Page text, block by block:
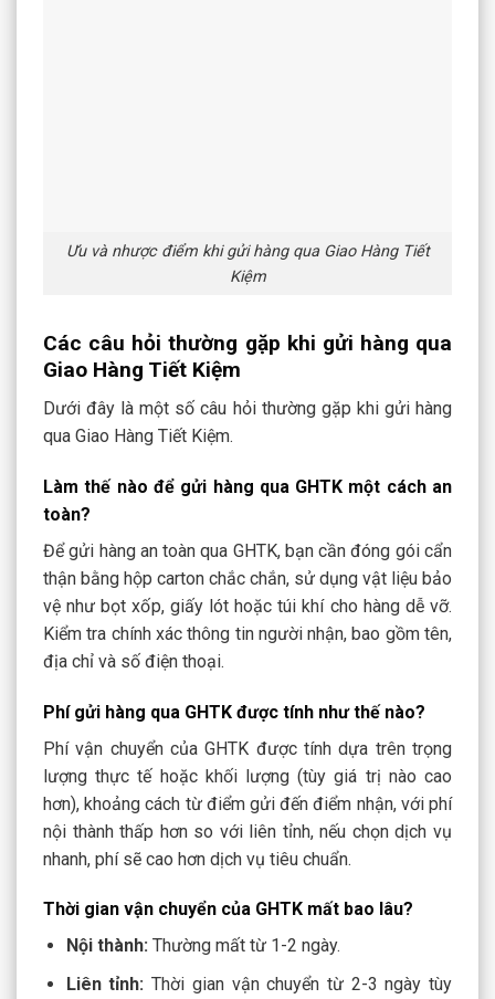
Ưu và nhược điểm khi gửi hàng qua Giao Hàng Tiết
Kiệm
Các câu hỏi thường gặp khi gửi hàng qua
Giao Hàng Tiết Kiệm
Dưới đây là một số câu hỏi thường gặp khi gửi hàng
qua Giao Hàng Tiết Kiệm.
Làm thế nào để gửi hàng qua GHTK một cách an
toàn?
Để gửi hàng an toàn qua GHTK, bạn cần đóng gói cẩn
thận bằng hộp carton chắc chắn, sử dụng vật liệu bảo
vệ như bọt xốp, giấy lót hoặc túi khí cho hàng dễ vỡ.
Kiểm tra chính xác thông tin người nhận, bao gồm tên,
địa chỉ và số điện thoại.
Phí gửi hàng qua GHTK được tính như thế nào?
Phí vận chuyển của GHTK được tính dựa trên trọng
lượng thực tế hoặc khối lượng (tùy giá trị nào cao
hơn), khoảng cách từ điểm gửi đến điểm nhận, với phí
nội thành thấp hơn so với liên tỉnh, nếu chọn dịch vụ
nhanh, phí sẽ cao hơn dịch vụ tiêu chuẩn.
Thời gian vận chuyển của GHTK mất bao lâu?
Nội thành: Thường mất từ 1-2 ngày.
Liên tỉnh: Thời gian vận chuyển từ 2-3 ngày tùy